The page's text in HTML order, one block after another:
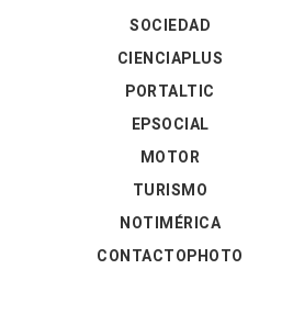
SOCIEDAD
CIENCIAPLUS
PORTALTIC
EPSOCIAL
MOTOR
TURISMO
NOTIMÉRICA
CONTACTOPHOTO